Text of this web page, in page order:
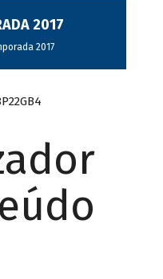
2017
2017